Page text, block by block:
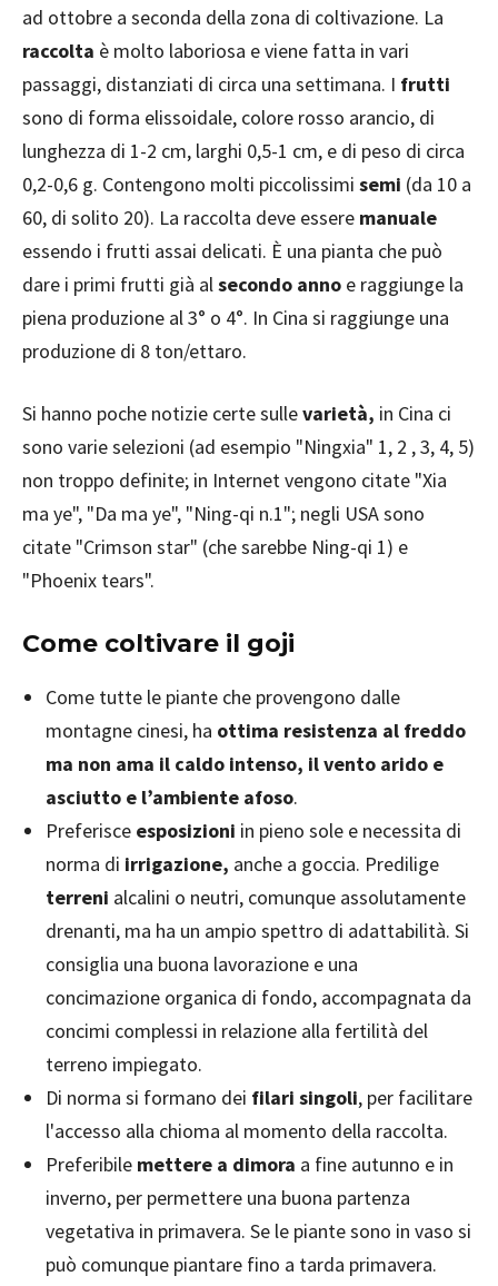
ad ottobre a seconda della zona di coltivazione. La
raccolta è molto laboriosa e viene fatta in vari
passaggi, distanziati di circa una settimana. I frutti
sono di forma elissoidale, colore rosso arancio, di
lunghezza di 1-2 cm, larghi 0,5-1 cm, e di peso di circa
0,2-0,6 g. Contengono molti piccolissimi semi (da 10 a
60, di solito 20). La raccolta deve essere manuale
essendo i frutti assai delicati. È una pianta che può
dare i primi frutti già alsecondo anno e raggiunge la
piena produzione al 3° o 4°. In Cina si raggiunge una
produzione di 8 ton/ettaro.
Si hanno poche notizie certe sullevarietà, in Cina ci
sono varie selezioni (ad esempio "Ningxia" 1, 2 , 3, 4, 5)
non troppo definite; in Internet vengono citate "Xia
ma ye", "Da ma ye", "Ning-qi n.1"; negli USA sono
citate "Crimson star" (che sarebbe Ning-qi 1) e
"Phoenix tears".
Come coltivare il goji
Come tutte le piante che provengono dalle
montagne cinesi, ha ottima resistenza al freddo
ma non ama il caldo intenso, il vento arido e
asciutto e l’ambiente afoso.
Preferisce esposizioni in pieno sole e necessita di
norma di irrigazione, anche a goccia. Predilige
terreni alcalini o neutri, comunque assolutamente
drenanti, ma ha un ampio spettro di adattabilità. Si
consiglia una buona lavorazione e una
concimazione organica di fondo, accompagnata da
concimi complessi in relazione alla fertilità del
terreno impiegato.
Di norma si formano dei filari singoli, per facilitare
l'accesso alla chioma al momento della raccolta.
Preferibile mettere a dimora a fine autunno e in
inverno, per permettere una buona partenza
vegetativa in primavera. Se le piante sono in vaso si
può comunque piantare fino a tarda primavera.